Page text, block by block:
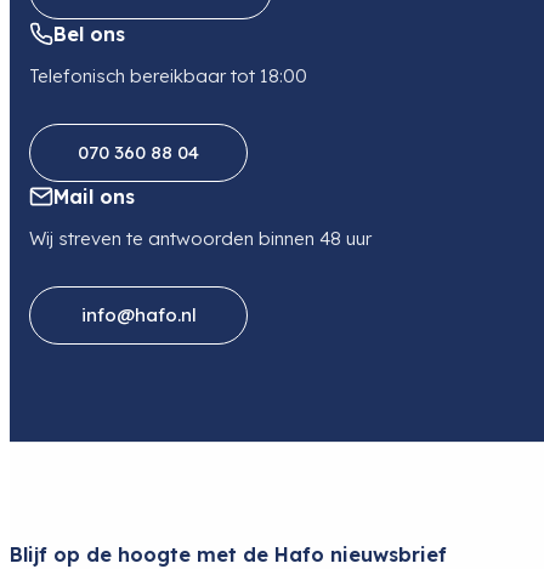
Bel ons
Telefonisch bereikbaar tot 18:00
070 360 88 04
Mail ons
Wij streven te antwoorden binnen 48 uur
info@hafo.nl
Blijf op de hoogte met de Hafo nieuwsbrief